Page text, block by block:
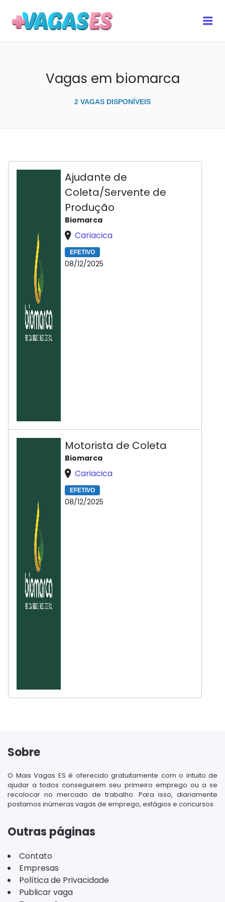
Vagas em biomarca
2 VAGAS DISPONÍVEIS
Ajudante de
Coleta/Servente de
Produção
Biomarca
Cariacica
EFETIVO
08/12/2025
Motorista de Coleta
Biomarca
Cariacica
EFETIVO
08/12/2025
Sobre
O Mais Vagas ES é oferecido gratuitamente com o intuito de
ajudar a todos conseguirem seu primeiro emprego ou a se
recolocar no mercado de trabalho. Para isso, diariamente
postamos inúmeras vagas de emprego, estágios e concursos.
Outras páginas
Contato
Empresas
Política de Privacidade
Publicar vaga